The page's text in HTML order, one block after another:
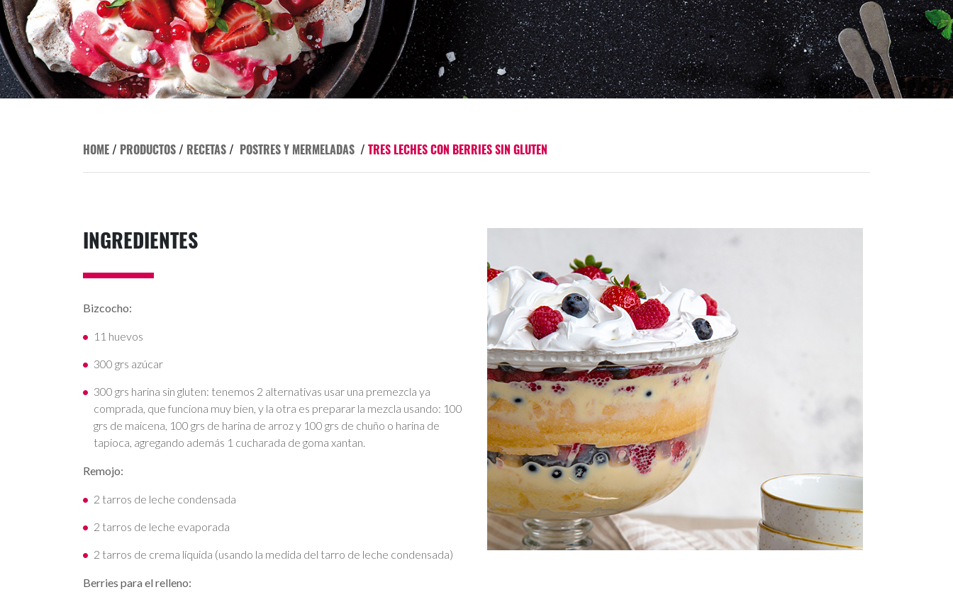
HOME/ PRODUCTOS/ RECETAS/ POSTRES Y MERMELADAS / TRES LECHES CON BERRIES SIN GLUTEN
INGREDIENTES
Bizcocho:
11 huevos
300 grs azúcar
300 grs harina sin gluten: tenemos 2 alternativas usar una premezcla ya
comprada, que funciona muy bien, y la otra es preparar la mezcla usando: 100
grs de maicena, 100 grs de harina de arroz y 100 grs de chuño o harina de
tapioca, agregando además 1 cucharada de goma xantan.
Remojo:
2 tarros de leche condensada
2 tarros de leche evaporada
2 tarros de crema líquida (usando la medida del tarro de leche condensada)
Berries para el relleno: